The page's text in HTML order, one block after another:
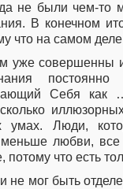
не были чем-
В конечном
что на самом
уже совершенны
Себя как
умах. Люди,
любви, все
потому что есть
не мог быть